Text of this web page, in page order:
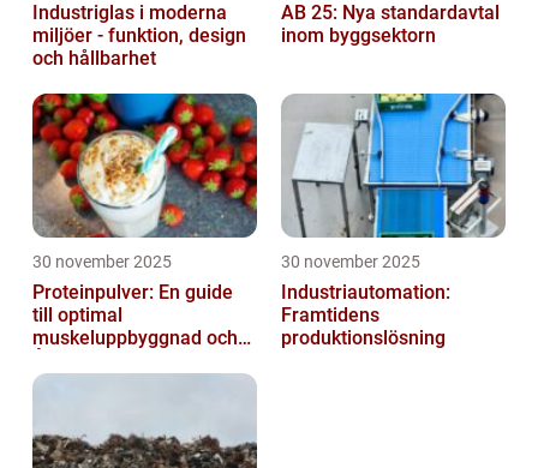
Industriglas i moderna
miljöer - funktion, design
och hållbarhet
AB 25: Nya standardavtal
inom byggsektorn
30 november 2025
Proteinpulver: En guide
till optimal
muskeluppbyggnad och
30 november 2025
Industriautomation:
Framtidens
produktionslösning